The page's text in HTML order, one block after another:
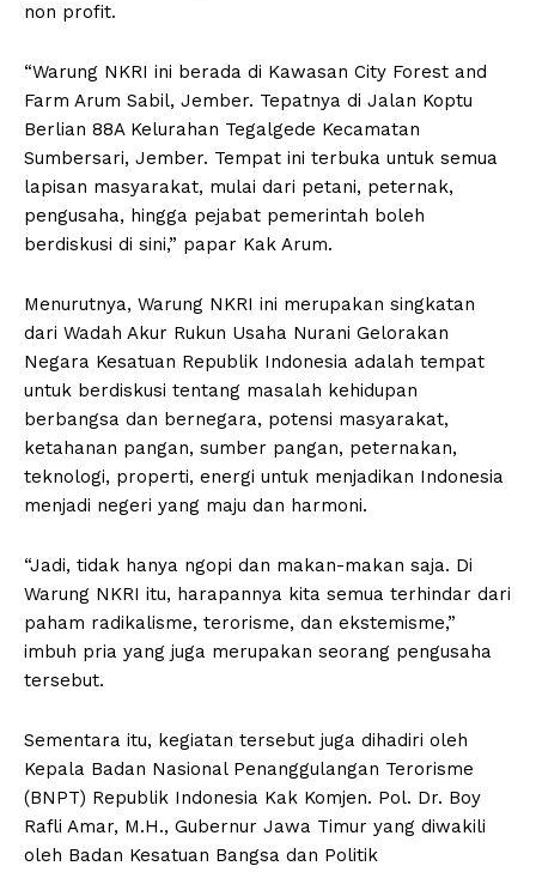
non profit.
“Warung NKRI ini berada di Kawasan City Forest and
Farm Arum Sabil, Jember. Tepatnya di Jalan Koptu
Berlian 88A Kelurahan Tegalgede Kecamatan
Sumbersari, Jember. Tempat ini terbuka untuk semua
lapisan masyarakat, mulai dari petani, peternak,
pengusaha, hingga pejabat pemerintah boleh
berdiskusi di sini,” papar Kak Arum.
Menurutnya, Warung NKRI ini merupakan singkatan
dari Wadah Akur Rukun Usaha Nurani Gelorakan
Negara Kesatuan Republik Indonesia adalah tempat
untuk berdiskusi tentang masalah kehidupan
berbangsa dan bernegara, potensi masyarakat,
ketahanan pangan, sumber pangan, peternakan,
teknologi, properti, energi untuk menjadikan Indonesia
menjadi negeri yang maju dan harmoni.
“Jadi, tidak hanya ngopi dan makan-makan saja. Di
Warung NKRI itu, harapannya kita semua terhindar dari
paham radikalisme, terorisme, dan ekstemisme,”
imbuh pria yang juga merupakan seorang pengusaha
tersebut.
Sementara itu, kegiatan tersebut juga dihadiri oleh
Kepala Badan Nasional Penanggulangan Terorisme
(BNPT) Republik Indonesia Kak Komjen. Pol. Dr. Boy
Rafli Amar, M.H., Gubernur Jawa Timur yang diwakili
oleh Badan Kesatuan Bangsa dan Politik